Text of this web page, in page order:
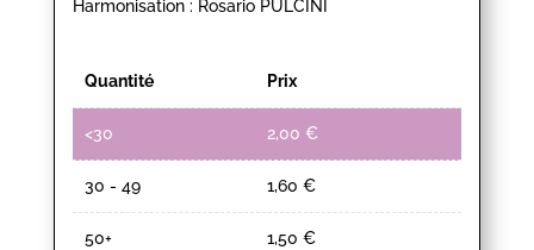
Harmonisation : Rosario PULCINI
Quantité Prix
<30 2,00 €
30 - 49 1,60 €
50+ 1,50 €